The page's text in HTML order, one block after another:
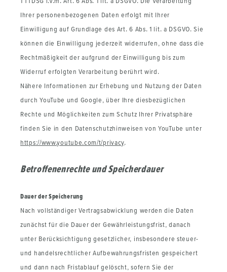
Ihrer personenbezogenen Daten erfolgt mit Ihrer
Einwilligung auf Grundlage des Art. 6 Abs. 1 lit. a DSGVO. Sie
können die Einwilligung jederzeit widerrufen, ohne dass die
Rechtmäßigkeit der aufgrund der Einwilligung bis zum
Widerruf erfolgten Verarbeitung berührt wird.
Nähere Informationen zur Erhebung und Nutzung der Daten
durch YouTube und Google, über Ihre diesbezüglichen
Rechte und Möglichkeiten zum Schutz Ihrer Privatsphäre
finden Sie in den Datenschutzhinweisen von YouTube unter
https://www.youtube.com/t/privacy.
Betroffenenrechte und Speicherdauer
Dauer der Speicherung
Nach vollständiger Vertragsabwicklung werden die Daten
zunächst für die Dauer der Gewährleistungsfrist, danach
unter Berücksichtigung gesetzlicher, insbesondere steuer-
und handelsrechtlicher Aufbewahrungsfristen gespeichert
und dann nach Fristablauf gelöscht, sofern Sie der